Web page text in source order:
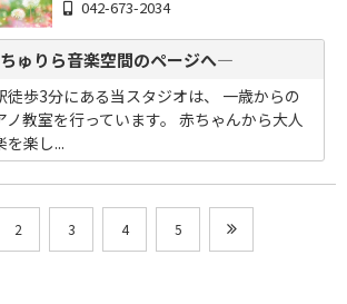
042-673-2034
ゅりら音楽空間のページへ―
徒歩3分にある当スタジオは、 一歳からの
ノ教室を行っています。 赤ちゃんから大人
を楽し...
2 3 4 5